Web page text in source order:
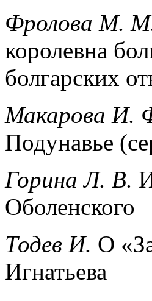
Фролова М.
королевна
болгарских
Макарова И.
Подунавье
Горина Л. В.
Оболенского
Тодев И. О
Игнатьева